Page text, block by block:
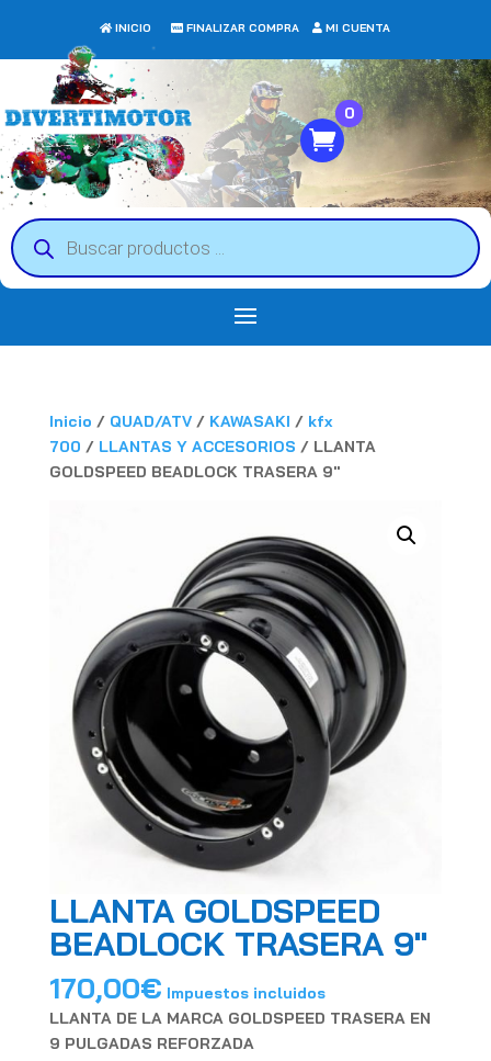
INICIO FINALIZAR COMPRA MI CUENTA
Búsqueda
de
productos
0
Inicio / QUAD/ATV/ KAWASAKI / kfx
700 / LLANTAS Y ACCESORIOS / LLANTA
GOLDSPEED BEADLOCK TRASERA 9″
LLANTA GOLDSPEED
BEADLOCK TRASERA 9″
170,00€ Impuestos incluidos
LLANTA DE LA MARCA GOLDSPEED TRASERA EN
9 PULGADAS REFORZADA